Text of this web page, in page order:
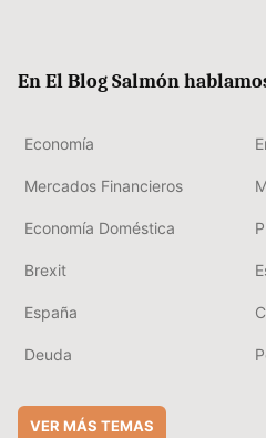
En El Blog Salmón
Economía
Mercados Financieros
Economía Doméstica
Brexit
España
Deuda
VER MÁS TEMAS